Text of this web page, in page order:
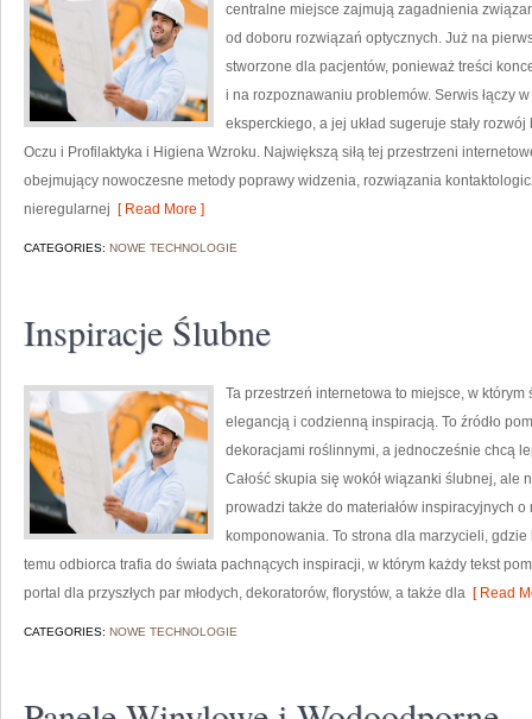
centralne miejsce zajmują zagadnienia
od doboru rozwiązań optycznych. Już na
stworzone dla pacjentów, ponieważ treści
i na rozpoznawaniu problemów. Serwis łączy
eksperckiego, a jej układ sugeruje stały
Oczu i Profilaktyka i Higiena Wzroku. Największą siłą tej przestrzeni
obejmujący nowoczesne metody poprawy widzenia, rozwiązania
nieregularnej [ Read More ]
CATEGORIES: NOWE TECHNOLOGIE
Inspiracje Ślubne
Ta przestrzeń internetowa to miejsce, w
elegancją i codzienną inspiracją. To źródło
dekoracjami roślinnymi, a jednocześnie chcą
Całość skupia się wokół wiązanki ślubnej, ale
prowadzi także do materiałów inspiracyjnych
komponowania. To strona dla marzycieli,
temu odbiorca trafia do świata pachnących inspiracji, w którym każdy tekst
portal dla przyszłych par młodych, dekoratorów, florystów, a także dla [ Read
CATEGORIES: NOWE TECHNOLOGIE